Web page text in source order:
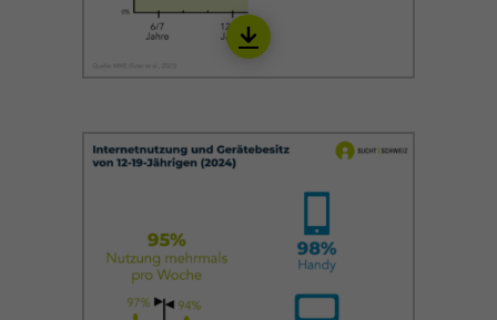
Download
IINT02_de_22